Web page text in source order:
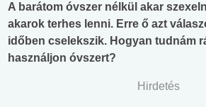
A barátom óvszer nélkül akar
akarok terhes lenni. Erre ő azt
időben cselekszik. Hogyan tudnám
használjon óvszert?
Hirdetés